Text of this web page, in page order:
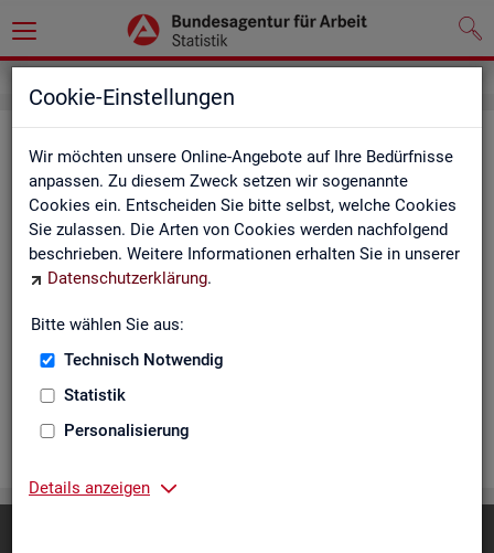
Cookie-Einstellungen
Wir möchten unsere Online-Angebote auf Ihre Bedürfnisse
anpassen. Zu diesem Zweck setzen wir sogenannte
Cookies ein. Entscheiden Sie bitte selbst, welche Cookies
Sie zulassen. Die Arten von Cookies werden nachfolgend
beschrieben. Weitere Informationen erhalten Sie in unserer
Datenschutzerklärung.
Bitte wählen Sie aus:
Technisch Notwendig
Statistik
Personalisierung
Details anzeigen
Ge­mein­de­da­ten der so­zi­al­ver­si­che­
rungs­pflich­tig Be­schäf­tig­ten nach
Wohn- und Ar­beits­ort - Deutsch­
land, Län­der, Krei­se und Ge­mein­den
(Jah­res­zah­len)
Die Ta­bel­len er­schei­nen jähr­lich und ent­hal­ten In­for­ma­tio­nen
über Be­stand, Ar­beits­ort, Wohn­ort, Ge­schlecht, Äl­te­re, Aus­
Be­trie­be / Be­triebs­grö­ße, Pend­ler und wei­te­re Merk­ma­le.